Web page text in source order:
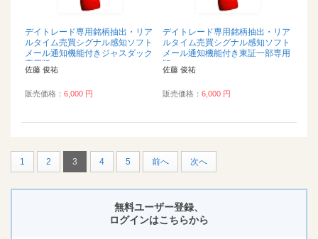
デイトレード専用銘柄抽出・リア
ルタイム売買シグナル感知ソフト
メール通知機能付きジャスダック
専用版...
佐藤 俊祐
販売価格： 6,000 円
デイトレード専用銘柄抽出・リア
ルタイム売買シグナル感知ソフト
メール通知機能付き東証一部専用
版...
佐藤 俊祐
販売価格： 6,000 円
1 2 3 4 5 前へ 次へ
無料ユーザー登録、
ログインはこちらから